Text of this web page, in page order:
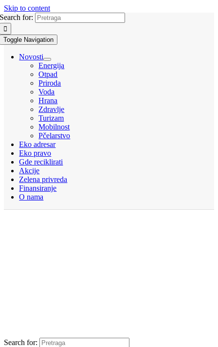
Skip to content
Search for:
Toggle Navigation
Novosti
Energija
Otpad
Priroda
Voda
Hrana
Zdravlje
Turizam
Mobilnost
Pčelarstvo
Eko adresar
Eko pravo
Gde reciklirati
Akcije
Zelena privreda
Finansiranje
O nama
Search for: